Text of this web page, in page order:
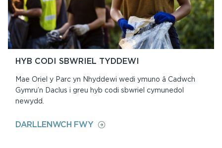
HYB CODI SBWRIEL TYDDEWI
Mae Oriel y Parc yn Nhyddewi wedi ymuno â Cadwch
Gymru’n Daclus i greu hyb codi sbwriel cymunedol
newydd.
DARLLENWCH FWYON